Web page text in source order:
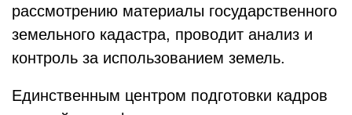
рассмотрению материалы государственного
земельного кадастра, проводит анализ и
контроль за использованием земель.
Единственным центром подготовки кадров